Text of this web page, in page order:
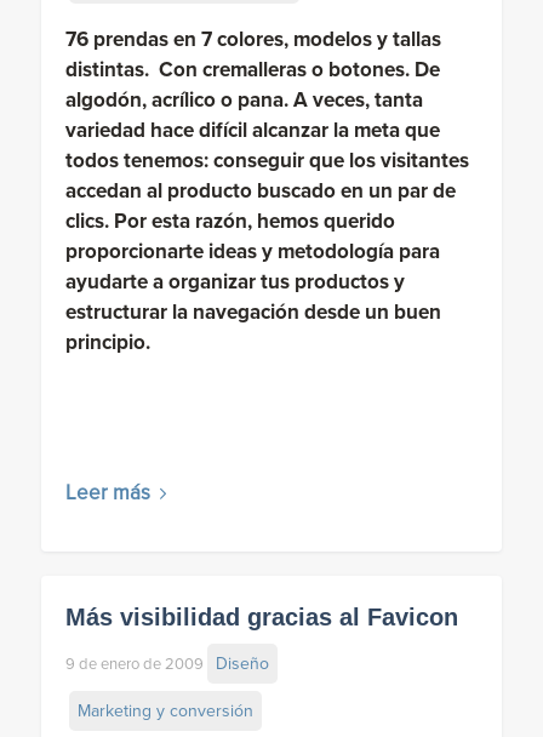
76 prendas en 7 colores, modelos y tallas
distintas. Con cremalleras o botones. De
algodón, acrílico o pana. A veces, tanta
variedad hace difícil alcanzar la meta que
todos tenemos: conseguir que los visitantes
accedan al producto buscado en un par de
clics. Por esta razón, hemos querido
proporcionarte ideas y metodología para
ayudarte a organizar tus productos y
estructurar la navegación desde un buen
principio.
Leer más
Más visibilidad gracias al Favicon
9 de enero de 2009 Diseño
Marketing y conversión